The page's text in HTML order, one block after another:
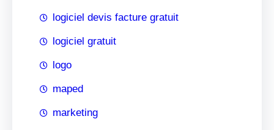
logiciel devis facture gratuit
logiciel gratuit
logo
maped
marketing